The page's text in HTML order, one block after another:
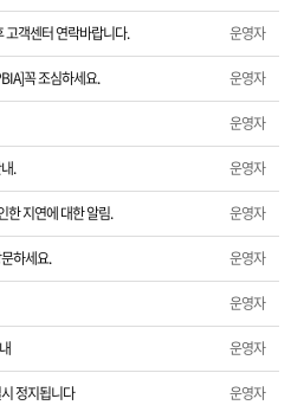
입금확인이 안되는 상황을 대비해 꼭 입금후 고객센터 연락바랍니다.
사칭하는 사이트 [UPBIA]꼭 조심하세요.
1일~2일 휴무안내
일~9월22일 휴무안내.
[택배파업]CJ대한통운 택배노조 파업으로 인한 지연에 대한 알림.
앱으로 간편하게 방문하세요.
알아보는 발기장애
고객센터 연락바랍니다. 운영자
꼭 조심하세요. 운영자
운영자
. 운영자
한 지연에 대한 알림. 운영자
하세요. 운영자
운영자
운영자
정지됩니다 운영자